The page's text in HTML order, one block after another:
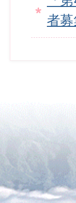
者募